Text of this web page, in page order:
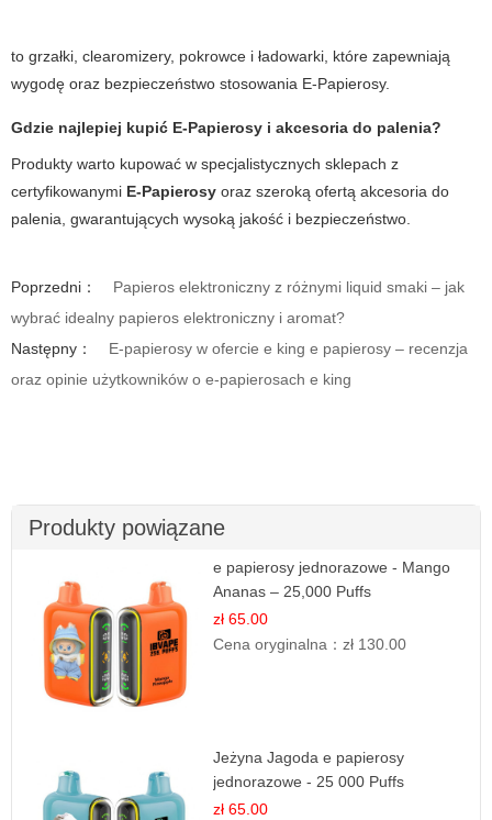
to grzałki, clearomizery, pokrowce i ładowarki, które zapewniają
wygodę oraz bezpieczeństwo stosowania E-Papierosy.
Gdzie najlepiej kupić E-Papierosy i akcesoria do palenia?
Produkty warto kupować w specjalistycznych sklepach z
certyfikowanymi E-Papierosy oraz szeroką ofertą akcesoria do
palenia , gwarantujących wysoką jakość i bezpieczeństwo.
Poprzedni：
Papieros elektroniczny z różnymi liquid smaki – jak
wybrać idealny papieros elektroniczny i aromat?
Następny：
E-papierosy w ofercie e king e papierosy – recenzja
oraz opinie użytkowników o e-papierosach e king
Produkty powiązane
e papierosy jednorazowe - Mango
Ananas – 25,000 Puffs
zł 65.00
Cena oryginalna：zł 130.00
Jeżyna Jagoda e papierosy
jednorazowe - 25 000 Puffs
zł 65.00